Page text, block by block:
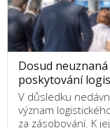
Dosud
poskytování
V důsledku
význam
za zásobování. K